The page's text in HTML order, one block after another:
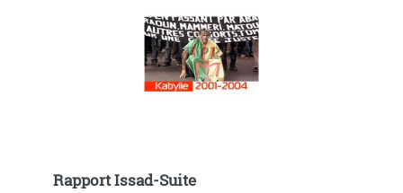
Rapport Issad-Suite